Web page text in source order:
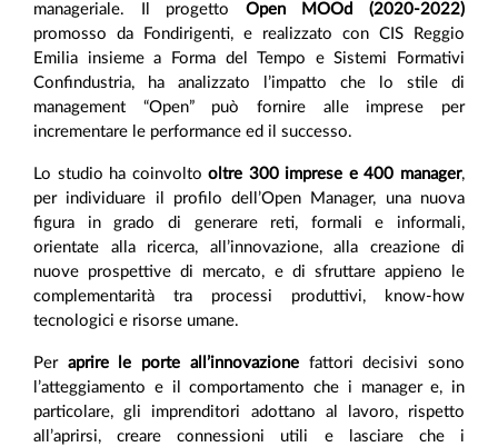
manageriale. Il progetto Open MOOd (2020-2022)
promosso da Fondirigenti, e realizzato con CIS Reggio
Emilia insieme a Forma del Tempo e Sistemi Formativi
Confindustria, ha analizzato l’impatto che lo stile di
management “Open” può fornire alle imprese per
incrementare le performance ed il successo.
Lo studio ha coinvoltooltre 300 imprese e 400 manager,
per individuare il profilo dell’Open Manager, una nuova
figura in grado di generare reti, formali e informali,
orientate alla ricerca, all’innovazione, alla creazione di
nuove prospettive di mercato, e di sfruttare appieno le
complementarità tra processi produttivi, know-how
tecnologici e risorse umane.
Per aprire le porte all’innovazionefattori decisivi sono
l’atteggiamento e il comportamento che i manager e, in
particolare, gli imprenditori adottano al lavoro, rispetto
all’aprirsi, creare connessioni utili e lasciare che i